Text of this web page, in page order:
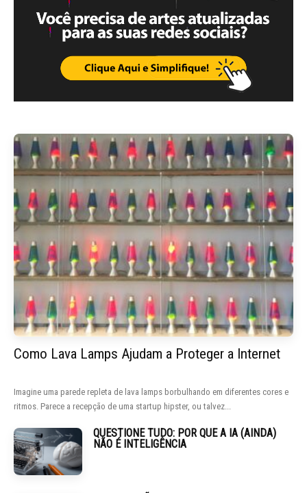
Como Lava Lamps Ajudam a Proteger a Internet
Imagine uma parede repleta de lava lamps borbulhando em diferentes cores e
ritmos. Parece a recepção de uma startup hipster, ou talvez...
QUESTIONE TUDO: POR QUE A IA (AINDA)
NÃO É INTELIGÊNCIA